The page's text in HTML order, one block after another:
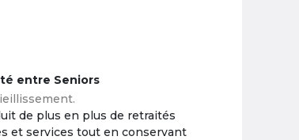
entre Seniors
de plus en plus de retraités
et services tout en conservant